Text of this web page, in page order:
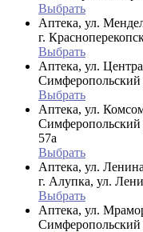
Выбрать
Аптека, ул.
г.
Выбрать
Аптека, ул.
Симферопольский
Выбрать
Аптека, ул.
Симферопольский
57а
Выбрать
Аптека, ул. Ленина
г. Алупка, ул.
Выбрать
Аптека, ул.
Симферопольский